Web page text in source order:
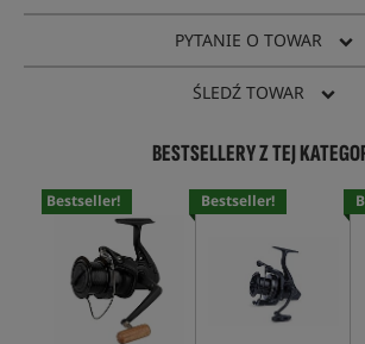
PYTANIE O TOWAR
ŚLEDŹ TOWAR
BESTSELLERY Z TEJ
Bestseller! Bestseller!